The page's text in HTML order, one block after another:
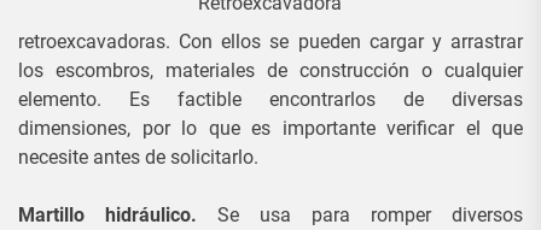
retroexcavadoras. Con ellos se pueden cargar y arrastrar
los escombros, materiales de construcción o cualquier
elemento. Es factible encontrarlos de diversas
dimensiones, por lo que es importante verificar el que
necesite antes de solicitarlo.
Martillo hidráulico. Se usa para romper diversos